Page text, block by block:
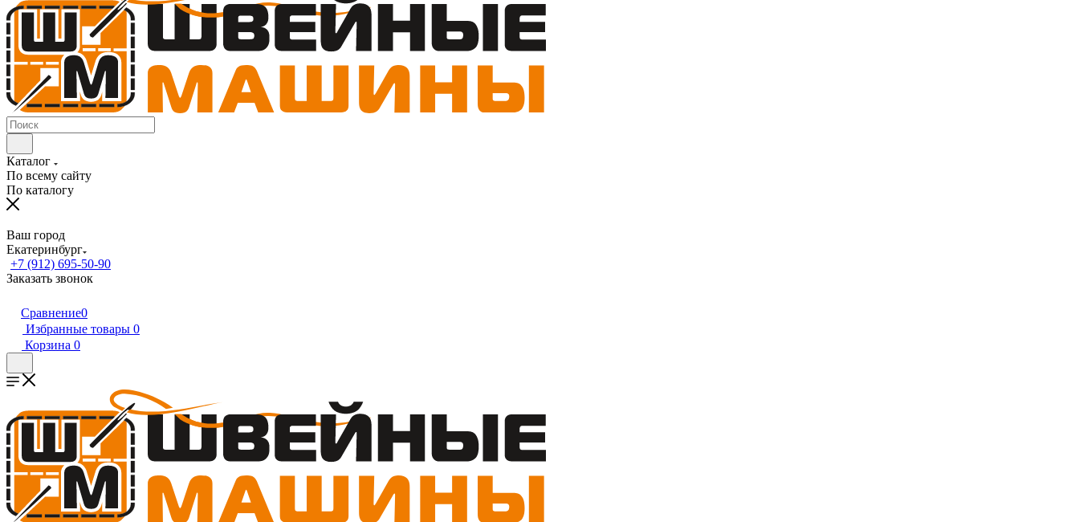
Каталог
По всему сайту
По каталогу
Ваш город
Екатеринбург
+7 (912) 695-50-90
Заказать звонок
Сравнение0
Избранные товары 0
Корзина 0